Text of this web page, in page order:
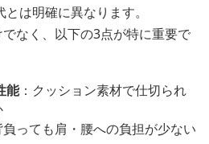
は明確に異なります。
なく、以下の3点が特に重要で
能：クッション素材で仕切られ
負っても肩・腰への負担が少ない